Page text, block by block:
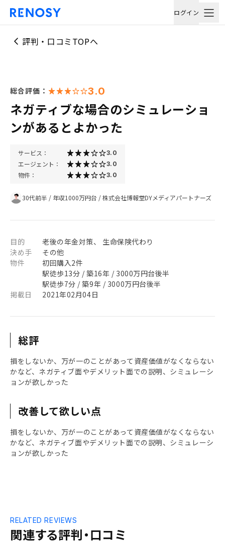
ログイン
評判・口コミTOPへ
総合評価： 3.0
ネガティブな場合のシミュレーショ
ンがあるとよかった
サービス： 3.0
エージェント： 3.0
物件： 3.0
30代前半 / 年収1000万円台 /株式会社博報堂DYメディアパートナーズ
目的
老後の年金対策、 生命保険代わり
決め手
その他
物件
初回購入2件
駅徒歩13分 / 築16年 / 3000万円台後半
駅徒歩7分 / 築9年 / 3000万円台後半
掲載日
2021年02月04日
総評
損をしないか、万が一のことがあって資産価値がなくならない
かなど、ネガティブ面やデメリット面での説明、シミュレーシ
ョンが欲しかった
改善して欲しい点
損をしないか、万が一のことがあって資産価値がなくならない
かなど、ネガティブ面やデメリット面での説明、シミュレーシ
ョンが欲しかった
関連する評判・口コミ
RELATED REVIEWS